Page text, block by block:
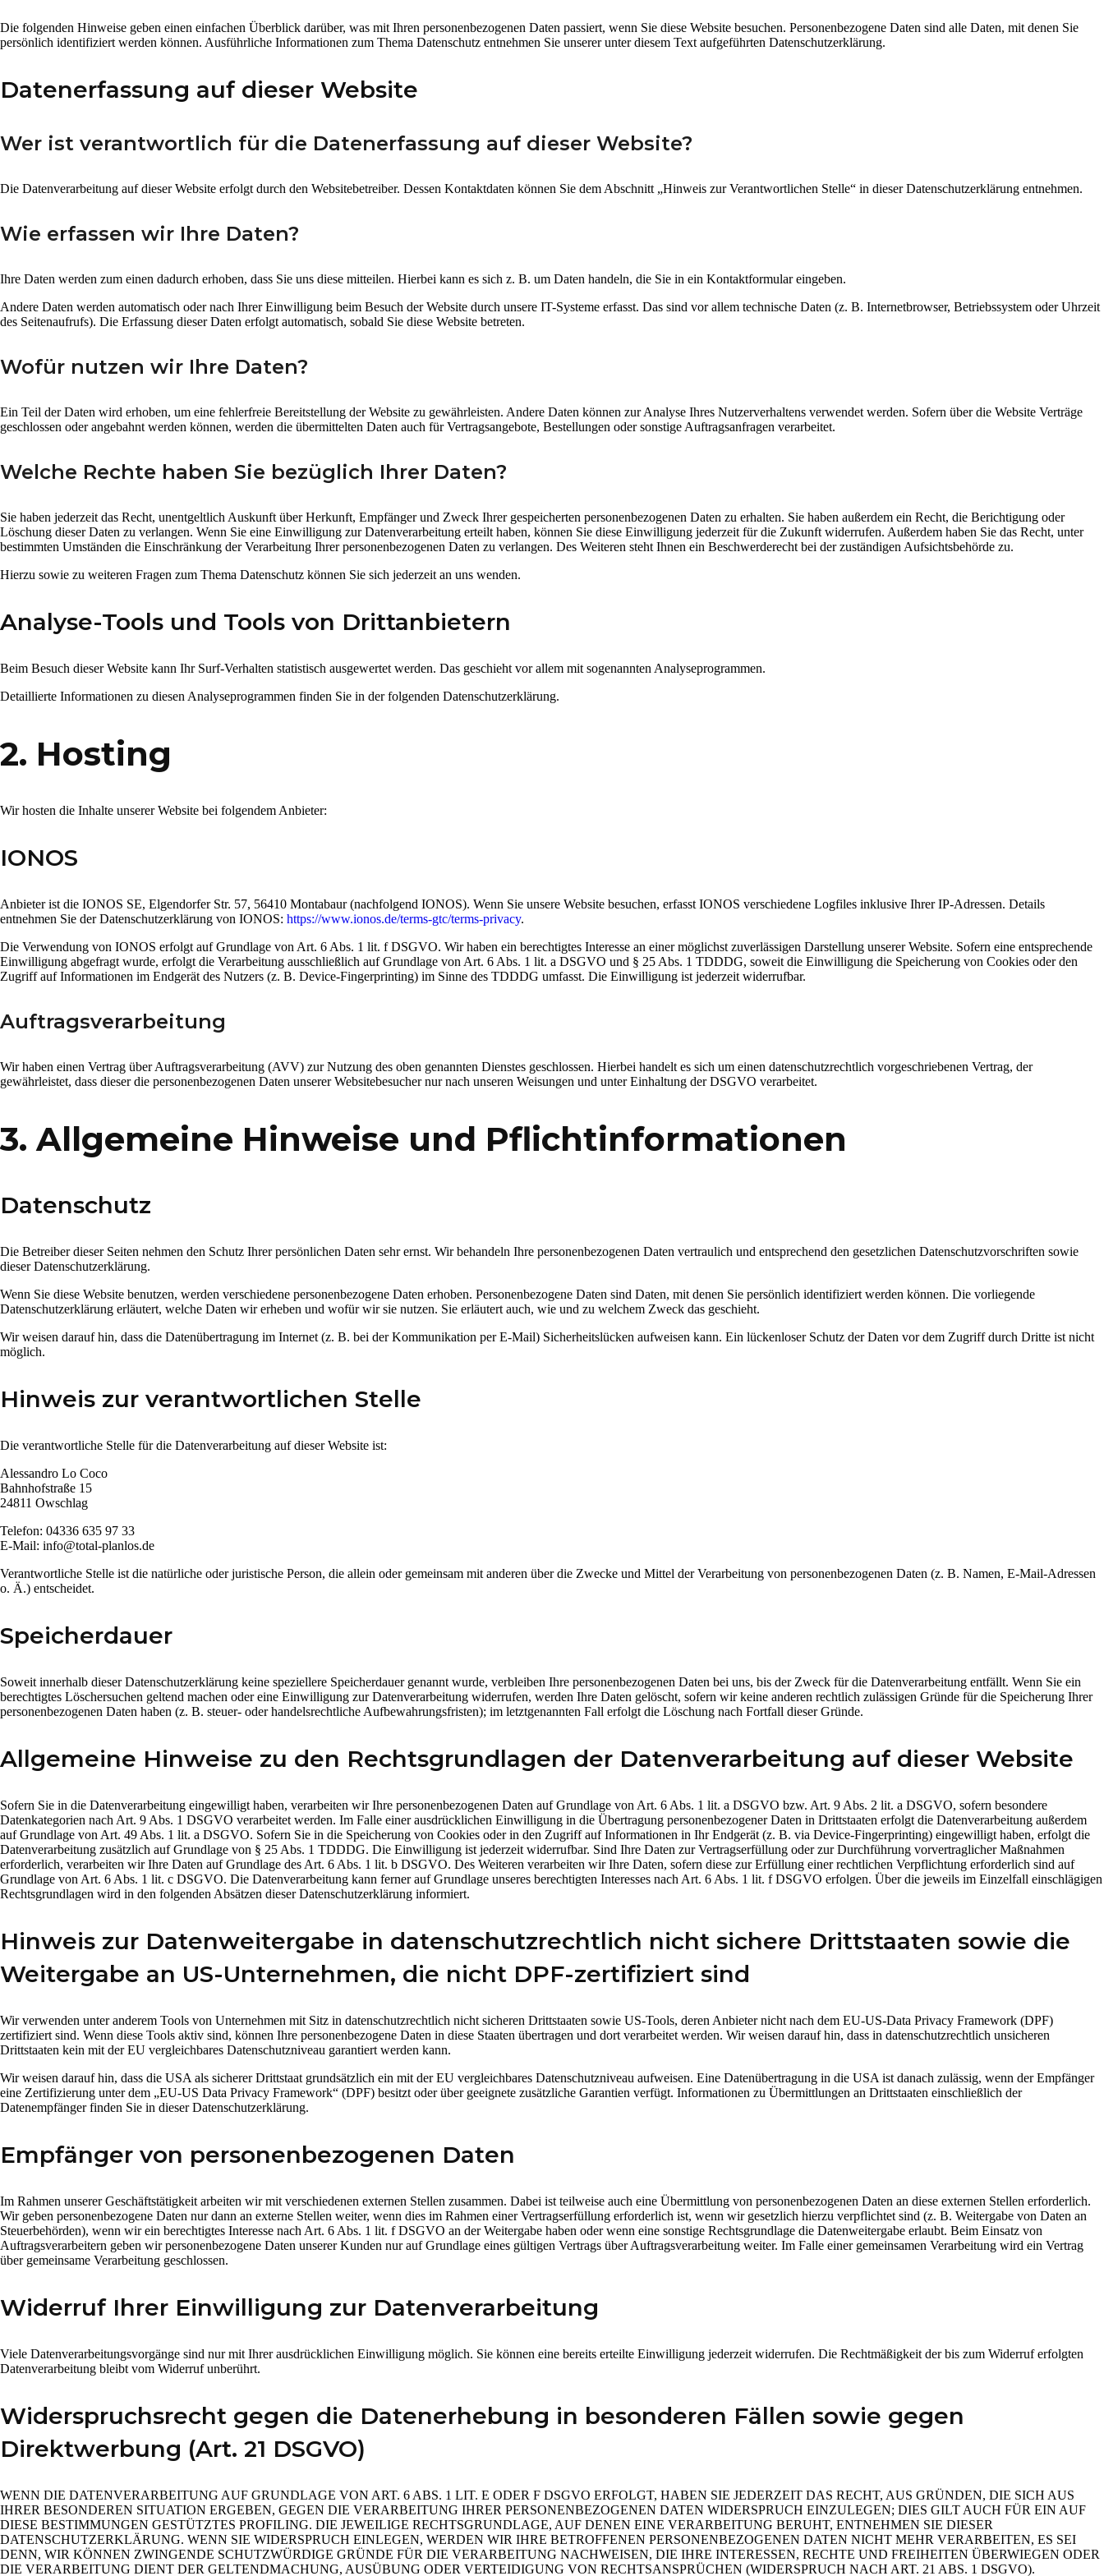
Die folgenden Hinweise geben einen einfachen Überblick darüber, was mit Ihren personenbezogenen Daten passiert, wenn Sie diese Website besuchen. Personenbezogene Daten sind alle Daten, mit denen Sie
persönlich identifiziert werden können. Ausführliche Informationen zum Thema Datenschutz entnehmen Sie unserer unter diesem Text aufgeführten Datenschutzerklärung.
Datenerfassung auf dieser Website
Wer ist verantwortlich für die Datenerfassung auf dieser Website?
Die Datenverarbeitung auf dieser Website erfolgt durch den Websitebetreiber. Dessen Kontaktdaten können Sie dem Abschnitt „Hinweis zur Verantwortlichen Stelle“ in dieser Datenschutzerklärung entnehmen.
Wie erfassen wir Ihre Daten?
Ihre Daten werden zum einen dadurch erhoben, dass Sie uns diese mitteilen. Hierbei kann es sich z. B. um Daten handeln, die Sie in ein Kontaktformular eingeben.
Andere Daten werden automatisch oder nach Ihrer Einwilligung beim Besuch der Website durch unsere IT-Systeme erfasst. Das sind vor allem technische Daten (z. B. Internetbrowser, Betriebssystem oder Uhrzeit
des Seitenaufrufs). Die Erfassung dieser Daten erfolgt automatisch, sobald Sie diese Website betreten.
Wofür nutzen wir Ihre Daten?
Ein Teil der Daten wird erhoben, um eine fehlerfreie Bereitstellung der Website zu gewährleisten. Andere Daten können zur Analyse Ihres Nutzerverhaltens verwendet werden. Sofern über die Website Verträge
geschlossen oder angebahnt werden können, werden die übermittelten Daten auch für Vertragsangebote, Bestellungen oder sonstige Auftragsanfragen verarbeitet.
Welche Rechte haben Sie bezüglich Ihrer Daten?
Sie haben jederzeit das Recht, unentgeltlich Auskunft über Herkunft, Empfänger und Zweck Ihrer gespeicherten personenbezogenen Daten zu erhalten. Sie haben außerdem ein Recht, die Berichtigung oder
Löschung dieser Daten zu verlangen. Wenn Sie eine Einwilligung zur Datenverarbeitung erteilt haben, können Sie diese Einwilligung jederzeit für die Zukunft widerrufen. Außerdem haben Sie das Recht, unter
bestimmten Umständen die Einschränkung der Verarbeitung Ihrer personenbezogenen Daten zu verlangen. Des Weiteren steht Ihnen ein Beschwerderecht bei der zuständigen Aufsichtsbehörde zu.
Hierzu sowie zu weiteren Fragen zum Thema Datenschutz können Sie sich jederzeit an uns wenden.
Analyse-Tools und Tools von Dritt­anbietern
Beim Besuch dieser Website kann Ihr Surf-Verhalten statistisch ausgewertet werden. Das geschieht vor allem mit sogenannten Analyseprogrammen.
Detaillierte Informationen zu diesen Analyseprogrammen finden Sie in der folgenden Datenschutzerklärung.
2. Hosting
Wir hosten die Inhalte unserer Website bei folgendem Anbieter:
IONOS
Anbieter ist die IONOS SE, Elgendorfer Str. 57, 56410 Montabaur (nachfolgend IONOS). Wenn Sie unsere Website besuchen, erfasst IONOS verschiedene Logfiles inklusive Ihrer IP-Adressen. Details
entnehmen Sie der Datenschutzerklärung von IONOS: https://www.ionos.de/terms-gtc/terms-privacy.
Die Verwendung von IONOS erfolgt auf Grundlage von Art. 6 Abs. 1 lit. f DSGVO. Wir haben ein berechtigtes Interesse an einer möglichst zuverlässigen Darstellung unserer Website. Sofern eine entsprechende
Einwilligung abgefragt wurde, erfolgt die Verarbeitung ausschließlich auf Grundlage von Art. 6 Abs. 1 lit. a DSGVO und § 25 Abs. 1 TDDDG, soweit die Einwilligung die Speicherung von Cookies oder den
Zugriff auf Informationen im Endgerät des Nutzers (z. B. Device-Fingerprinting) im Sinne des TDDDG umfasst. Die Einwilligung ist jederzeit widerrufbar.
Auftragsverarbeitung
Wir haben einen Vertrag über Auftragsverarbeitung (AVV) zur Nutzung des oben genannten Dienstes geschlossen. Hierbei handelt es sich um einen datenschutzrechtlich vorgeschriebenen Vertrag, der
gewährleistet, dass dieser die personenbezogenen Daten unserer Websitebesucher nur nach unseren Weisungen und unter Einhaltung der DSGVO verarbeitet.
3. Allgemeine Hinweise und Pflicht­informationen
Datenschutz
Die Betreiber dieser Seiten nehmen den Schutz Ihrer persönlichen Daten sehr ernst. Wir behandeln Ihre personenbezogenen Daten vertraulich und entsprechend den gesetzlichen Datenschutzvorschriften sowie
dieser Datenschutzerklärung.
Wenn Sie diese Website benutzen, werden verschiedene personenbezogene Daten erhoben. Personenbezogene Daten sind Daten, mit denen Sie persönlich identifiziert werden können. Die vorliegende
Datenschutzerklärung erläutert, welche Daten wir erheben und wofür wir sie nutzen. Sie erläutert auch, wie und zu welchem Zweck das geschieht.
Wir weisen darauf hin, dass die Datenübertragung im Internet (z. B. bei der Kommunikation per E-Mail) Sicherheitslücken aufweisen kann. Ein lückenloser Schutz der Daten vor dem Zugriff durch Dritte ist nicht
möglich.
Hinweis zur verantwortlichen Stelle
Die verantwortliche Stelle für die Datenverarbeitung auf dieser Website ist:
Alessandro Lo Coco
Bahnhofstraße 15
24811 Owschlag
Telefon: 04336 635 97 33
E-Mail: info@total-planlos.de
Verantwortliche Stelle ist die natürliche oder juristische Person, die allein oder gemeinsam mit anderen über die Zwecke und Mittel der Verarbeitung von personenbezogenen Daten (z. B. Namen, E-Mail-Adressen
o. Ä.) entscheidet.
Speicherdauer
Soweit innerhalb dieser Datenschutzerklärung keine speziellere Speicherdauer genannt wurde, verbleiben Ihre personenbezogenen Daten bei uns, bis der Zweck für die Datenverarbeitung entfällt. Wenn Sie ein
berechtigtes Löschersuchen geltend machen oder eine Einwilligung zur Datenverarbeitung widerrufen, werden Ihre Daten gelöscht, sofern wir keine anderen rechtlich zulässigen Gründe für die Speicherung Ihrer
personenbezogenen Daten haben (z. B. steuer- oder handelsrechtliche Aufbewahrungsfristen); im letztgenannten Fall erfolgt die Löschung nach Fortfall dieser Gründe.
Allgemeine Hinweise zu den Rechtsgrundlagen der Datenverarbeitung auf dieser Website
Sofern Sie in die Datenverarbeitung eingewilligt haben, verarbeiten wir Ihre personenbezogenen Daten auf Grundlage von Art. 6 Abs. 1 lit. a DSGVO bzw. Art. 9 Abs. 2 lit. a DSGVO, sofern besondere
Datenkategorien nach Art. 9 Abs. 1 DSGVO verarbeitet werden. Im Falle einer ausdrücklichen Einwilligung in die Übertragung personenbezogener Daten in Drittstaaten erfolgt die Datenverarbeitung außerdem
auf Grundlage von Art. 49 Abs. 1 lit. a DSGVO. Sofern Sie in die Speicherung von Cookies oder in den Zugriff auf Informationen in Ihr Endgerät (z. B. via Device-Fingerprinting) eingewilligt haben, erfolgt die
Datenverarbeitung zusätzlich auf Grundlage von § 25 Abs. 1 TDDDG. Die Einwilligung ist jederzeit widerrufbar. Sind Ihre Daten zur Vertragserfüllung oder zur Durchführung vorvertraglicher Maßnahmen
erforderlich, verarbeiten wir Ihre Daten auf Grundlage des Art. 6 Abs. 1 lit. b DSGVO. Des Weiteren verarbeiten wir Ihre Daten, sofern diese zur Erfüllung einer rechtlichen Verpflichtung erforderlich sind auf
Grundlage von Art. 6 Abs. 1 lit. c DSGVO. Die Datenverarbeitung kann ferner auf Grundlage unseres berechtigten Interesses nach Art. 6 Abs. 1 lit. f DSGVO erfolgen. Über die jeweils im Einzelfall einschlägigen
Rechtsgrundlagen wird in den folgenden Absätzen dieser Datenschutzerklärung informiert.
Hinweis zur Datenweitergabe in datenschutzrechtlich nicht sichere Drittstaaten sowie die
Weitergabe an US-Unternehmen, die nicht DPF-zertifiziert sind
Wir verwenden unter anderem Tools von Unternehmen mit Sitz in datenschutzrechtlich nicht sicheren Drittstaaten sowie US-Tools, deren Anbieter nicht nach dem EU-US-Data Privacy Framework (DPF)
zertifiziert sind. Wenn diese Tools aktiv sind, können Ihre personenbezogene Daten in diese Staaten übertragen und dort verarbeitet werden. Wir weisen darauf hin, dass in datenschutzrechtlich unsicheren
Drittstaaten kein mit der EU vergleichbares Datenschutzniveau garantiert werden kann.
Wir weisen darauf hin, dass die USA als sicherer Drittstaat grundsätzlich ein mit der EU vergleichbares Datenschutzniveau aufweisen. Eine Datenübertragung in die USA ist danach zulässig, wenn der Empfänger
eine Zertifizierung unter dem „EU-US Data Privacy Framework“ (DPF) besitzt oder über geeignete zusätzliche Garantien verfügt. Informationen zu Übermittlungen an Drittstaaten einschließlich der
Datenempfänger finden Sie in dieser Datenschutzerklärung.
Empfänger von personenbezogenen Daten
Im Rahmen unserer Geschäftstätigkeit arbeiten wir mit verschiedenen externen Stellen zusammen. Dabei ist teilweise auch eine Übermittlung von personenbezogenen Daten an diese externen Stellen erforderlich.
Wir geben personenbezogene Daten nur dann an externe Stellen weiter, wenn dies im Rahmen einer Vertragserfüllung erforderlich ist, wenn wir gesetzlich hierzu verpflichtet sind (z. B. Weitergabe von Daten an
Steuerbehörden), wenn wir ein berechtigtes Interesse nach Art. 6 Abs. 1 lit. f DSGVO an der Weitergabe haben oder wenn eine sonstige Rechtsgrundlage die Datenweitergabe erlaubt. Beim Einsatz von
Auftragsverarbeitern geben wir personenbezogene Daten unserer Kunden nur auf Grundlage eines gültigen Vertrags über Auftragsverarbeitung weiter. Im Falle einer gemeinsamen Verarbeitung wird ein Vertrag
über gemeinsame Verarbeitung geschlossen.
Widerruf Ihrer Einwilligung zur Datenverarbeitung
Viele Datenverarbeitungsvorgänge sind nur mit Ihrer ausdrücklichen Einwilligung möglich. Sie können eine bereits erteilte Einwilligung jederzeit widerrufen. Die Rechtmäßigkeit der bis zum Widerruf erfolgten
Datenverarbeitung bleibt vom Widerruf unberührt.
Widerspruchsrecht gegen die Datenerhebung in besonderen Fällen sowie gegen
Direktwerbung (Art. 21 DSGVO)
WENN DIE DATENVERARBEITUNG AUF GRUNDLAGE VON ART. 6 ABS. 1 LIT. E ODER F DSGVO ERFOLGT, HABEN SIE JEDERZEIT DAS RECHT, AUS GRÜNDEN, DIE SICH AUS
IHRER BESONDEREN SITUATION ERGEBEN, GEGEN DIE VERARBEITUNG IHRER PERSONENBEZOGENEN DATEN WIDERSPRUCH EINZULEGEN; DIES GILT AUCH FÜR EIN AUF
DIESE BESTIMMUNGEN GESTÜTZTES PROFILING. DIE JEWEILIGE RECHTSGRUNDLAGE, AUF DENEN EINE VERARBEITUNG BERUHT, ENTNEHMEN SIE DIESER
DATENSCHUTZERKLÄRUNG. WENN SIE WIDERSPRUCH EINLEGEN, WERDEN WIR IHRE BETROFFENEN PERSONENBEZOGENEN DATEN NICHT MEHR VERARBEITEN, ES SEI
DENN, WIR KÖNNEN ZWINGENDE SCHUTZWÜRDIGE GRÜNDE FÜR DIE VERARBEITUNG NACHWEISEN, DIE IHRE INTERESSEN, RECHTE UND FREIHEITEN ÜBERWIEGEN ODER
DIE VERARBEITUNG DIENT DER GELTENDMACHUNG, AUSÜBUNG ODER VERTEIDIGUNG VON RECHTSANSPRÜCHEN (WIDERSPRUCH NACH ART. 21 ABS. 1 DSGVO).